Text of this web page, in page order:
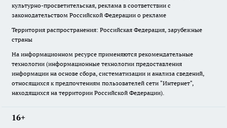
культурно-просветительская, реклама в соответствии с
законодательством Российской Федерации о рекламе
Территория распространения: Российская Федерация, зарубежные
страны
На информационном ресурсе применяются рекомендательные
технологии (информационные технологии предоставления
информации на основе сбора, систематизации и анализа сведений,
относящихся к предпочтениям пользователей сети "Интернет",
находящихся на территории Российской Федерации).
16+